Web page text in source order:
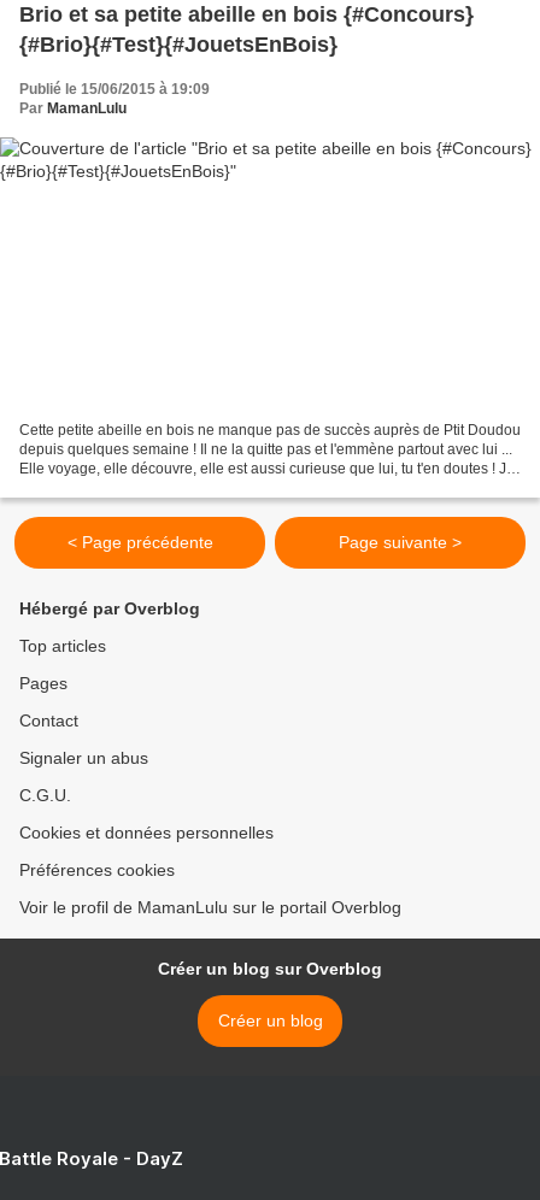
Brio et sa petite abeille en bois {#Concours}
{#Brio}{#Test}{#JouetsEnBois}
Publié le 15/06/2015 à 19:09
Par MamanLulu
Cette petite abeille en bois ne manque pas de succès auprès de Ptit Doudou
depuis quelques semaine ! Il ne la quitte pas et l'emmène partout avec lui ...
Elle voyage, elle découvre, elle est aussi curieuse que lui, tu t'en doutes ! Je
< Page précédente Page suivante >
Hébergé par Overblog
Top articles
Pages
Contact
Signaler un abus
C.G.U.
Cookies et données personnelles
Préférences cookies
Voir le profil de MamanLulu sur le portail Overblog
Créer un blog sur Overblog
Créer un blog
Royale - DayZ